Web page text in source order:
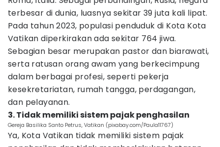
terbesar di dunia, luasnya sekitar 39 juta kali lipat.
Pada tahun 2023, populasi penduduk di Kota Kota
Vatikan diperkirakan ada sekitar 764 jiwa.
Sebagian besar merupakan pastor dan biarawati,
serta ratusan orang awam yang berkecimpung
dalam berbagai profesi, seperti pekerja
kesekretariatan, rumah tangga, perdagangan,
dan pelayanan.
3. Tidak memiliki sistem pajak penghasilan
Gereja Basilika Santo Petrus, Vatikan (pixabay.com/Paula11767)
Ya, Kota Vatikan tidak memiliki sistem pajak